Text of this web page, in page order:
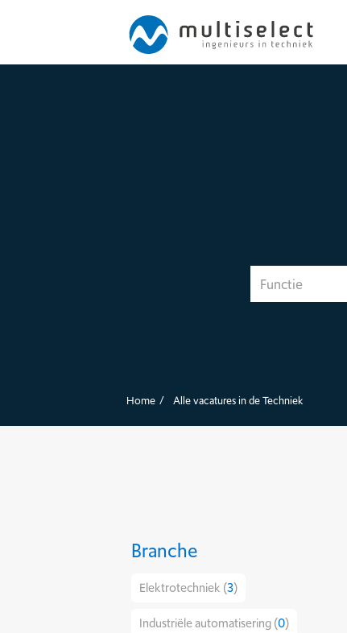
Home Alle vacatures in de Techniek
Branche
Elektrotechniek (3)
Industriële automatisering (0)